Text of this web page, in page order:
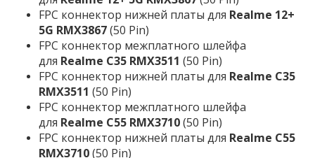
FPC коннектор нижней платы для Realme 12+
5G RMX3867(50 Pin)
FPC коннектор межплатного шлейфа
для Realme C35 RMX3511 (50 Pin)
FPC коннектор нижней платы для Realme C35
RMX3511 (50 Pin)
FPC коннектор межплатного шлейфа
для Realme C55 RMX3710(50 Pin)
FPC коннектор нижней платы для Realme C55
RMX3710(50 Pin)